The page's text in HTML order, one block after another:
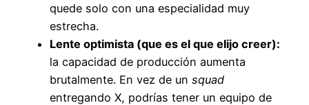
quede solo con una especialidad muy
estrecha.
Lente optimista (que es el que elijo creer):
la capacidad de producción aumenta
brutalmente. En vez de un squad
entregando X, podrías tener un equipo de